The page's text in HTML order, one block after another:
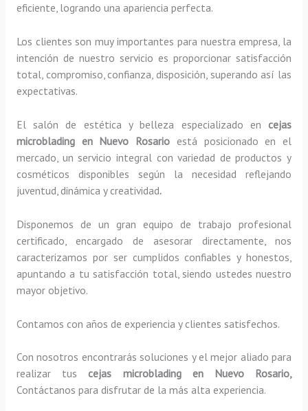
eficiente, logrando una apariencia perfecta.
Los clientes son muy importantes para nuestra empresa, la
intención de nuestro servicio es proporcionar satisfacción
total, compromiso, confianza, disposición, superando así las
expectativas.
El salón de estética y belleza especializado encejas
microblading en Nuevo Rosario está posicionado en el
mercado, un servicio integral con variedad de productos y
cosméticos disponibles según la necesidad reflejando
juventud, dinámica y creatividad.
Disponemos de un gran equipo de trabajo profesional
certificado, encargado de asesorar directamente, nos
caracterizamos por ser cumplidos confiables y honestos,
apuntando a tu satisfacción total, siendo ustedes nuestro
mayor objetivo.
Contamos con años de experiencia y clientes satisfechos.
Con nosotros encontrarás soluciones y el mejor aliado para
realizar tuscejas microblading en Nuevo Rosario,
Contáctanos para disfrutar de la más alta experiencia.